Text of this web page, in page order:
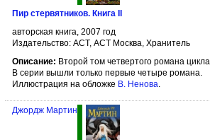
Пир стервятников. Книга II
авторская книга, 2007 год
Издательство: АСТ, АСТ Москва, Хранитель
Описание: Второй том четвертого романа цикла
В серии вышли только первые четыре романа.
Иллюстрация на обложке В. Ненова
Джордж Мартин